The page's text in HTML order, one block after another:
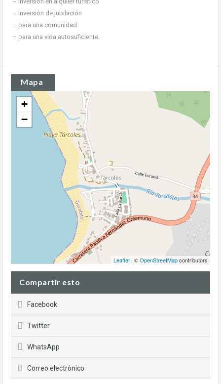
– inversión de jubilación
– para una comunidad
– para una vida autosuficiente.
Mapa
+
−
Leaflet | ©OpenStreetMapcontributors
Compartir esto
Facebook
Twitter
WhatsApp
Correo electrónico